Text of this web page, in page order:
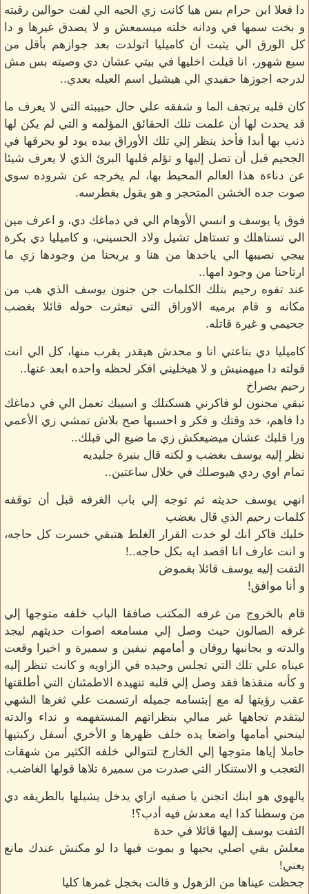
دا فعلا ابن حرام بس هيا كانت زي الحيه الي لفت حوالين رقبته
و بخت سمها في ودانه خلته ميسمعش و لا يصدق غيرها و دا
كل الورق الي يثبت أن كاميليا اتولدت بعد جوازهم بأقل من
سبع شهور، انا قبلت اخليها في بيتي عشان دي وصيته بس مش
لدرجه اجوزها حفيدي الي هيشيل اسم العيله بعدي..
كان قلبه يرتجف الما و شفقه علي حال حبيبته التي لا يعرف ما
قد يحدث لها أن علمت تلك الحقائق المؤلمه و التي لم يكن لها
ذنب بها أبدا فأخذ ينظر إلي تلك الأوراق بيده يود لو يحرقها في
الجحيم قبل أن تصل إليها و تؤلم قلبها البرئ الذي لا يعرف شيئا
عن دناءة هذا العالم المحيط بها، لم يخرجه عن شروده سوي
صوت جده الخشن المتحجر و هو يقول بغطرسه.
فوق يا يوسف و انسي الأوهام الي في دماغك دي، و اعرف مين
الي تستاهلك و تستاهل تشيل ولاد الحسيني، و كاميليا دي بكرة
ييجي نصيبها الي ياخدها من هنا و يريحنا من وجودها زي ما
ارتاحنا من وجود امها..
عند تفوه رحيم بتلك الكلمات جن جنون يوسف الذي هب من
مكانه و قام برميه الاوراق التي تبعثرت حوله قائلا بغضب
جحيمي و غيرة قاتله.
كاميليا دي بتاعتي انا و محدش هيقدر يقرب منها، كل الي انت
قولته دا ميهمنيش و لا هيخليني افكر لحظه واحده ابعد عنها..
رحيم بصراخ
تبقي مجنون لو فاكرني هسكتلك و اسيبك تعمل الي في دماغك
دا فاهم، خد وقتك و فكر و احسبها صح بلاش تمشي زي الأعمي
ورا قلبك عشان ميضيعكش زي ما ضيع الي قبلك..
نظر إليه يوسف بغضب و لكنه قال بنبرة جليديه
تمام اوي ردي هيوصلك في خلال ساعتين..
انهي يوسف حديثه ثم توجه إلي باب الغرفه قبل أن توقفه
كلمات رحيم الذي قال بغضب
خليك فاكر انك لو خدت القرار الغلط هتبقي خسرت كل حاجه،
و انت عارف انا اقصد ايه بكل حاجه..!
التفت إليه يوسف قائلا بغموض
و أنا موافق!
قام بالخروج من غرفه المكتب صافقا الباب خلفه متوجها إلي
غرفه الصالون حيث وصل إلي مسامعه اصوات حديثهم ليجد
والدته و بجانبها روفان و أمامهم نيفين و سميرة و اخيرا وقعت
عيناه علي تلك التي تجلس وحيده في الزاويه و كانت تنظر إليه
و كأنه منقذها فقد وصل إلي قلبه تنهيدة الاطمئنان التي أطلقتها
عقب رؤيتها له مع إبتسامه جميله ارتسمت علي ثغرها الشهي
ليتقدم تجاهها غير مبالي بنظراتهم المستفهمه و نداء والدته
لينحني أمامها واضعا يده خلف ظهرها و الأخري أسفل ركبتيها
حاملا إياها متوجها إلي الخارج لتتوالي خلفه الكثير من شهقات
التعجب و الاستنكار التي صدرت من سميرة تلاها قولها الغاضب.
يالهوي هو ابنك اتجنن يا صفيه ازاي يدخل يشيلها بالطريقه دي
من وسطنا كدا ايه معدش فيه أدب؟!
التفت يوسف إليها قائلا في حدة
معلش بقي اصلي بحبها و بموت فيها دا لو مكنش عندك مانع
يعني!
جحظت عيناها من الزهول و قالت بخجل غمرها كليا